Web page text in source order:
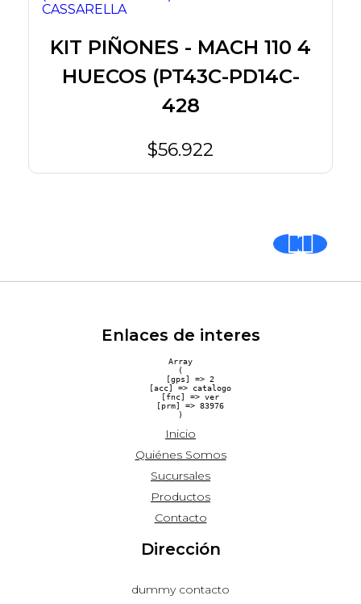
KIT PIÑONES - MACH 110 4
HUECOS (PT43C-PD14C-
428
$56.922
Enlaces de interes
Array
(
    [gps] => 2
    [acc] => catalogo
    [fnc] => ver
    [prm] => 83976
Inicio
Quiénes Somos
Sucursales
Productos
Contacto
Dirección
dummy contacto